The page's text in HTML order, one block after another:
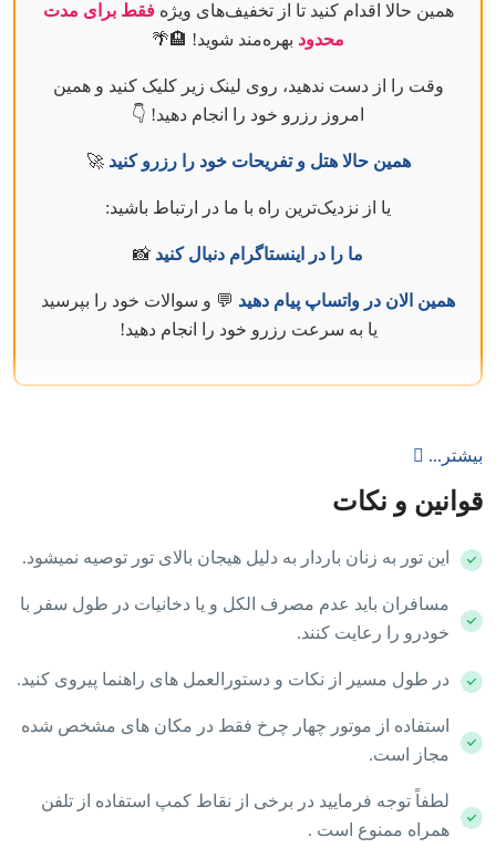
همین حالا اقدام کنید تا از تخفیف‌های ویژهفقط برای مدت
محدود بهره‌مند شوید! 🏨🌴
وقت را از دست ندهید، روی لینک زیر کلیک کنید و همین
امروز رزرو خود را انجام دهید! 👇
همین حالا هتل و تفریحات خود را رزرو کنید 🚀
یا از نزدیک‌ترین راه با ما در ارتباط باشید:
ما را در اینستاگرام دنبال کنید 📸
همین الان در واتساپ پیام دهید 💬 و سوالات خود را بپرسید
یا به سرعت رزرو خود را انجام دهید!
بیشتر...
قوانین و نکات
این تور به زنان باردار به دلیل هیجان بالای تور توصیه نمیشود.
مسافران باید عدم مصرف الکل و یا دخانیات در طول سفر با
خودرو را رعایت کنند.
در طول مسیر از نکات و دستورالعمل های راهنما پیروی کنید.
استفاده از موتور چهار چرخ فقط در مکان های مشخص شده
مجاز است.
لطفاً توجه فرمایید در برخی از نقاط کمپ استفاده از تلفن
همراه ممنوع است .